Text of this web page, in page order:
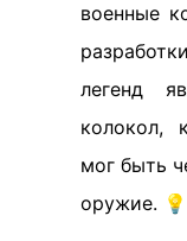
военные
легенд
колокол,
мог быть
оружие. 💡